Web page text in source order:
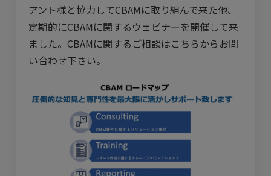
アント様と協力してCBAMに取り組んで来た他、
定期的にCBAMに関するウェビナーを開催して来
ました。CBAMに関するご相談はこちらからお問
い合わせ下さい。